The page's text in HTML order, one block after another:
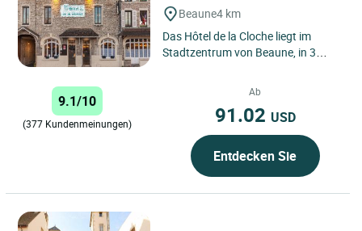
Beaune4 km
Das Hôtel de la Cloche liegt im
Stadtzentrum von Beaune, in 3
de Beaune. Das alleinstehende,...
9.1/10
(377 Kundenmeinungen)
Ab
91.02 USD
Entdecken Sie